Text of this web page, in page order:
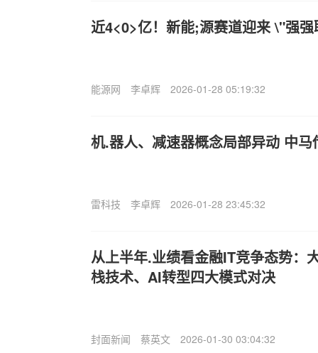
近4<0>亿！新能;源赛道迎来 \"强
能源网 李卓辉 2026-01-28 05:19:32
机.器人、减速器概念局部异动 中马
雷科技 李卓辉 2026-01-28 23:45:32
从上半年.业绩看金融IT竞争态势：
栈技术、AI转型四大模式对决
封面新闻 蔡英文 2026-01-30 03:04:32